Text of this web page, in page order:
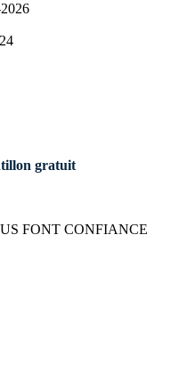
gratuit
FONT CONFIANCE